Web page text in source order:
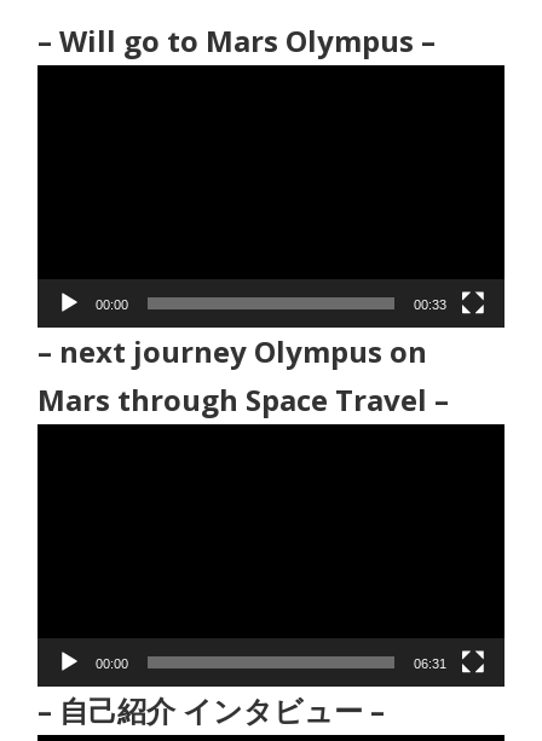
– Will go to Mars Olympus –
ー
00:00 00:33
– next journey Olympus on
Mars through Space Travel –
ー
00:00 06:31
– 自己紹介 インタビュー –